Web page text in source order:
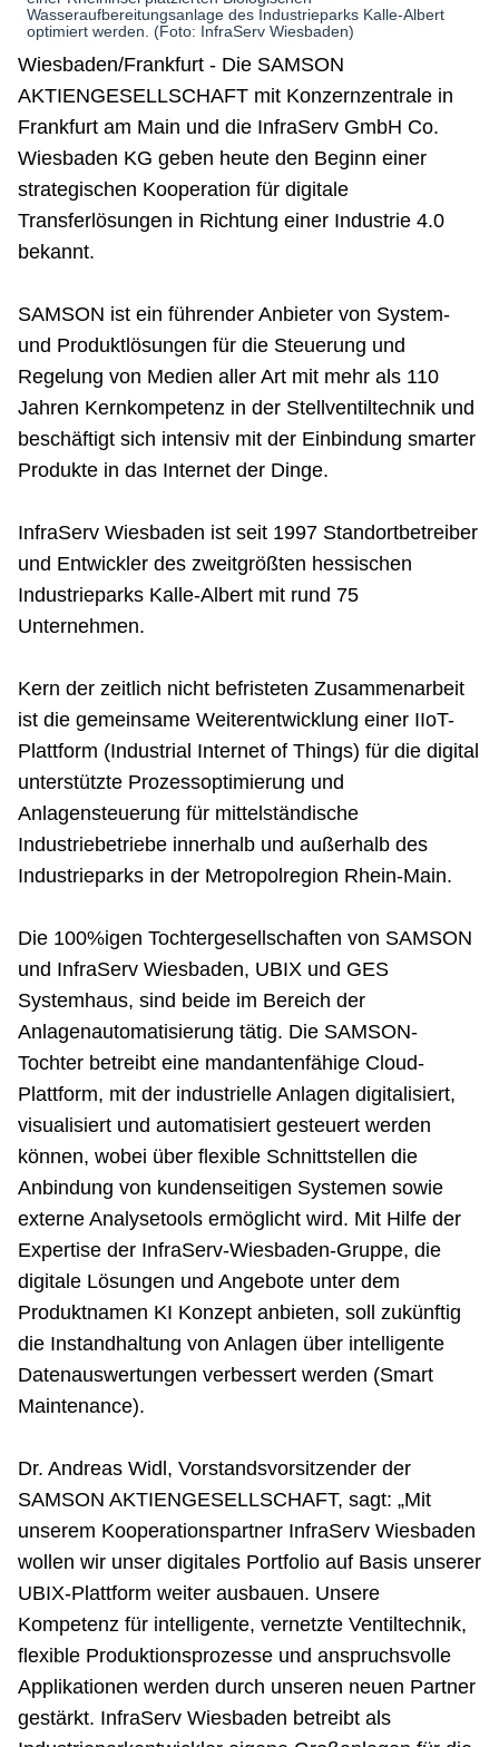
Wiesbaden/Frankfurt - Die SAMSON
AKTIENGESELLSCHAFT mit Konzernzentrale in
Frankfurt am Main und die InfraServ GmbH Co.
Wiesbaden KG geben heute den Beginn einer
strategischen Kooperation für digitale
Transferlösungen in Richtung einer Industrie 4.0
bekannt.
SAMSON ist ein führender Anbieter von System-
und Produktlösungen für die Steuerung und
Regelung von Medien aller Art mit mehr als 110
Jahren Kernkompetenz in der Stellventiltechnik und
beschäftigt sich intensiv mit der Einbindung smarter
Produkte in das Internet der Dinge.
InfraServ Wiesbaden ist seit 1997 Standortbetreiber
und Entwickler des zweitgrößten hessischen
Industrieparks Kalle-Albert mit rund 75
Unternehmen.
Kern der zeitlich nicht befristeten Zusammenarbeit
ist die gemeinsame Weiterentwicklung einer IIoT-
Plattform (Industrial Internet of Things) für die digital
unterstützte Prozessoptimierung und
Anlagensteuerung für mittelständische
Industriebetriebe innerhalb und außerhalb des
Industrieparks in der Metropolregion Rhein-Main.
Die 100%igen Tochtergesellschaften von SAMSON
und InfraServ Wiesbaden, UBIX und GES
Systemhaus, sind beide im Bereich der
Anlagenautomatisierung tätig. Die SAMSON-
Tochter betreibt eine mandantenfähige Cloud-
Plattform, mit der industrielle Anlagen digitalisiert,
visualisiert und automatisiert gesteuert werden
können, wobei über flexible Schnittstellen die
Anbindung von kundenseitigen Systemen sowie
externe Analysetools ermöglicht wird. Mit Hilfe der
Expertise der InfraServ-Wiesbaden-Gruppe, die
digitale Lösungen und Angebote unter dem
Produktnamen KI Konzept anbieten, soll zukünftig
die Instandhaltung von Anlagen über intelligente
Datenauswertungen verbessert werden (Smart
Maintenance).
Dr. Andreas Widl, Vorstandsvorsitzender der
SAMSON AKTIENGESELLSCHAFT, sagt: „Mit
unserem Kooperationspartner InfraServ Wiesbaden
wollen wir unser digitales Portfolio auf Basis unserer
UBIX-Plattform weiter ausbauen. Unsere
Kompetenz für intelligente, vernetzte Ventiltechnik,
flexible Produktionsprozesse und anspruchsvolle
Applikationen werden durch unseren neuen Partner
gestärkt. InfraServ Wiesbaden betreibt als